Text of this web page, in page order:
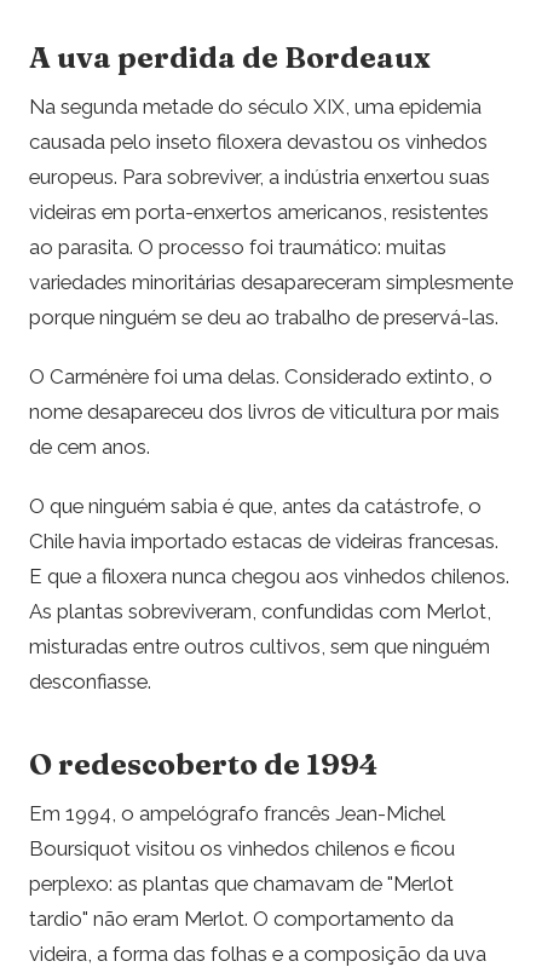
A uva perdida de Bordeaux
Na segunda metade do século XIX, uma epidemia
causada pelo inseto filoxera devastou os vinhedos
europeus. Para sobreviver, a indústria enxertou suas
videiras em porta-enxertos americanos, resistentes
ao parasita. O processo foi traumático: muitas
variedades minoritárias desapareceram simplesmente
porque ninguém se deu ao trabalho de preservá-las.
O Carménère foi uma delas. Considerado extinto, o
nome desapareceu dos livros de viticultura por mais
de cem anos.
O que ninguém sabia é que, antes da catástrofe, o
Chile havia importado estacas de videiras francesas.
E que a filoxera nunca chegou aos vinhedos chilenos.
As plantas sobreviveram, confundidas com Merlot,
misturadas entre outros cultivos, sem que ninguém
desconfiasse.
O redescoberto de 1994
Em 1994, o ampelógrafo francês Jean-Michel
Boursiquot visitou os vinhedos chilenos e ficou
perplexo: as plantas que chamavam de "Merlot
tardio" não eram Merlot. O comportamento da
videira, a forma das folhas e a composição da uva